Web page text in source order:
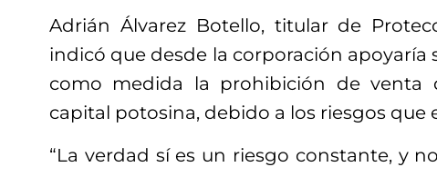
Adrián Álvarez Botello, titular de
indicó que desde la corporación apoyaría
como medida la prohibición de venta
capital potosina, debido a los riesgos que
“La verdad sí es un riesgo constante, y